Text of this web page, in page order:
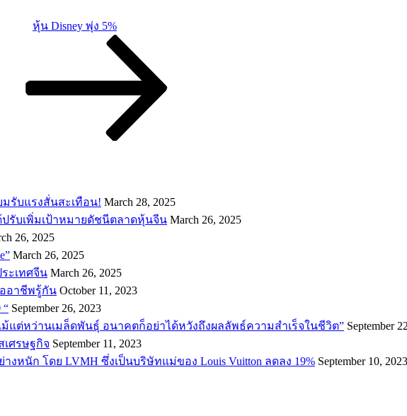
หุ้น Disney พุ่ง 5%
มรับแรงสั่นสะเทือน! March 28, 2025
รับเพิ่มเป้าหมายดัชนีตลาดหุ้นจีน March 26, 2025
26, 2025
March 26, 2025
ะเทศจีน March 26, 2025
อาชีพรู้กัน October 11, 2023
“ September 26, 2023
แต่หว่านเมล็ดพันธ์ุ อนาคตก็อย่าได้หวังถึงผลลัพธ์ความสำเร็จในชีวิต” September
เศรษฐกิจ September 11, 2023
หนัก โดย LVMH ซึ่งเป็นบริษัทแม่ของ Louis Vuitton ลดลง 19% September 10, 2023